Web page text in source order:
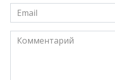
Email
*
Комментарий